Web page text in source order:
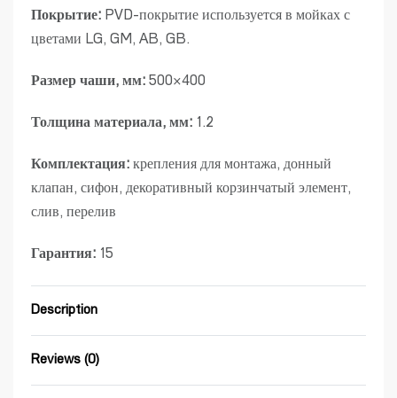
Покрытие: PVD-покрытие используется в мойках с
цветами LG, GM, AB, GB.
Размер чаши, мм: 500×400
Толщина материала, мм: 1.2
Комплектация: крепления для монтажа, донный
клапан, сифон, декоративный корзинчатый элемент,
слив, перелив
Гарантия: 15
Description
Reviews (0)